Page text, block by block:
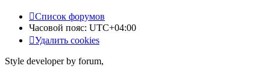
Список форумов
Часовой пояс: UTC+04:00
Удалить cookies
Style developer by forum,